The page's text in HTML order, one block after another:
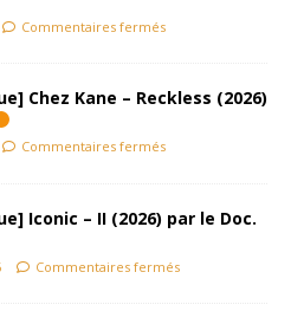
Commentaires fermés
Chez Kane – Reckless (2026)
Commentaires fermés
Iconic – II (2026) par le Doc.
Commentaires fermés